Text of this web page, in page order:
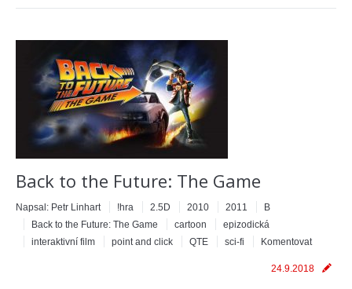
Back to the Future: The Game
Napsal: Petr Linhart !hra 2.5D 2010 2011
B
Back to the Future: The Game
cartoon
epizodická
interaktivní film
point and click QTE sci-fi Komentovat
24.9.2018